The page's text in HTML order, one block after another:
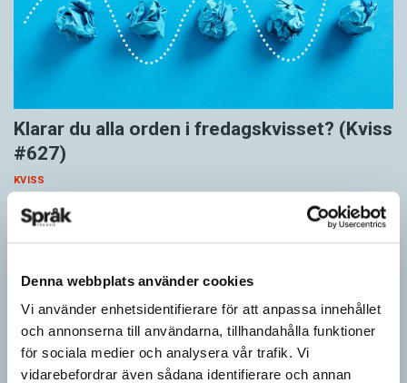
Denna webbplats använder cookies
Vi använder enhetsidentifierare för att anpassa innehållet
och annonserna till användarna, tillhandahålla funktioner
för sociala medier och analysera vår trafik. Vi
vidarebefordrar även sådana identifierare och annan
Klarar du alla orden i fredagskvisset? (Kviss
#627)
KVISS
Vet du vad dom här tolv orden betyder? Dom korrekta svaren är
hämtade ur Svenska Akademiens ordlista.